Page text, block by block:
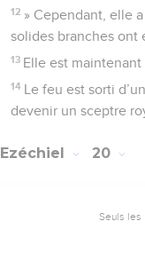
12 » Cependant, elle
solides branches ont
13 Elle est
14 Le feu est sorti
devenir un sceptre
Ezéchiel 20
Seuls les